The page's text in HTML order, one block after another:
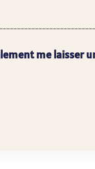
me laisser